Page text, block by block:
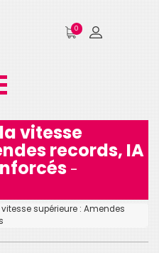
0
la vitesse
records, IA
-
vitesse supérieure : Amendes